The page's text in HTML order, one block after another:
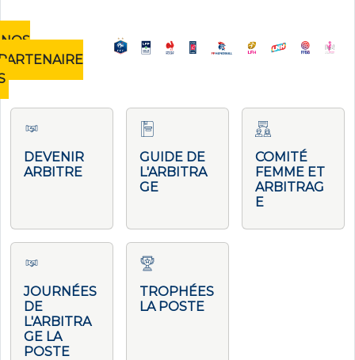
NOS
DEVENIR
ARBITRE
GUIDE DE
L'ARBITRA
GE
COMITÉ
FEMME ET
ARBITRAG
E
JOURNÉES
DE
L'ARBITRA
GE LA
POSTE
TROPHÉES
LA POSTE